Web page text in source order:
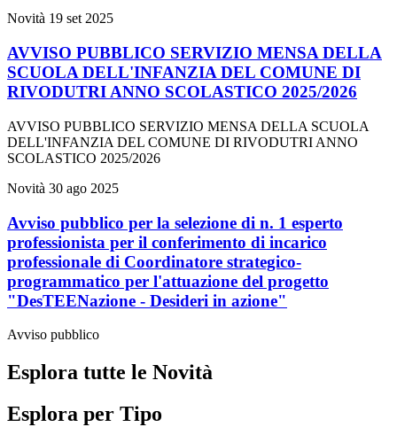
Novità 19 set 2025
AVVISO PUBBLICO SERVIZIO MENSA DELLA
SCUOLA DELL'INFANZIA DEL COMUNE DI
RIVODUTRI ANNO SCOLASTICO 2025/2026
AVVISO PUBBLICO SERVIZIO MENSA DELLA SCUOLA
DELL'INFANZIA DEL COMUNE DI RIVODUTRI ANNO
SCOLASTICO 2025/2026
Novità 30 ago 2025
Avviso pubblico per la selezione di n. 1 esperto
professionista per il conferimento di incarico
professionale di Coordinatore strategico-
programmatico per l'attuazione del progetto
"DesTEENazione - Desideri in azione"
Avviso pubblico
Esplora tutte le Novità
Esplora per Tipo